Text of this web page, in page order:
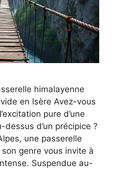
himalayenne
en Isère Avez-vous
pure d’une
d’un précipice ?
une passerelle
genre vous invite à
Suspendue au-